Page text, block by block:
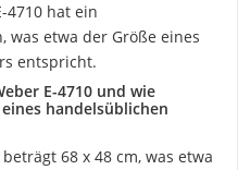
4710 hat ein
was etwa der Größe eines
entspricht.
E-4710 und wie
handelsüblichen
68 x 48 cm, was etwa